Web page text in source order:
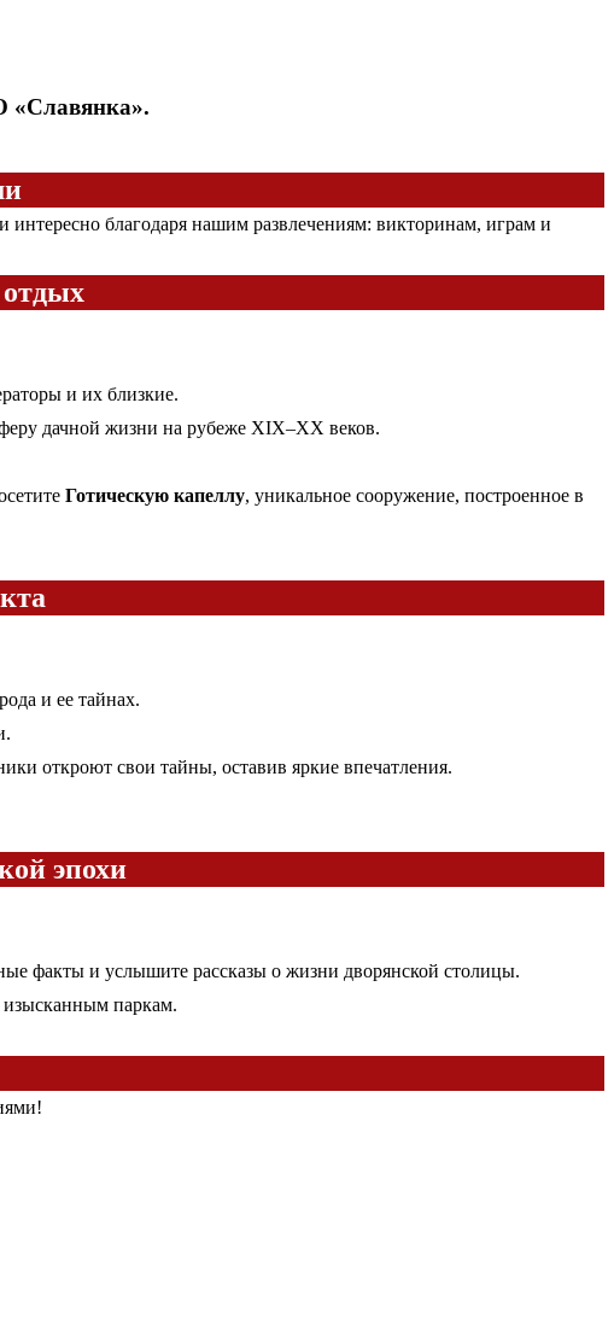
«Славянка».
интересно благодаря нашим развлечениям: викторинам, играм и
и их близкие.
дачной жизни на рубеже XIX–XX веков.
Готическую капеллу, уникальное сооружение, построенное в
и ее тайнах.
откроют свои тайны, оставив яркие впечатления.
эпохи
факты и услышите рассказы о жизни дворянской столицы.
изысканным паркам.